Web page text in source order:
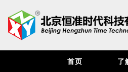
首页 了